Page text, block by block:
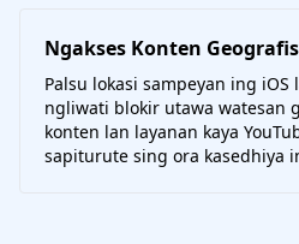
Ngakses Konten Geografis
Palsu lokasi sampeyan ing
ngliwati blokir utawa watesan
konten lan layanan kaya
sapiturute sing ora kasedhiya